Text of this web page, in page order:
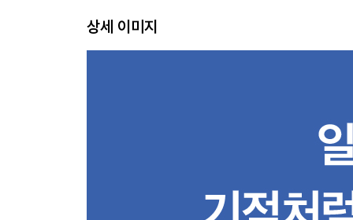
직장에서는 말하기 7 법칙이 통한다
상사와 소통하는 법
지식을 공유할 수 있는 교류에 시간을 할애하라
상세 이미지